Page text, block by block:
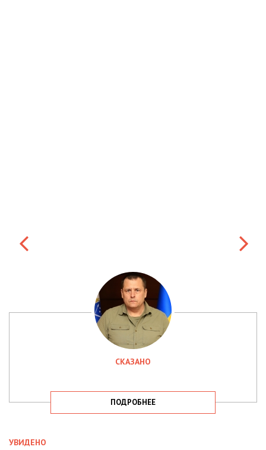
СКАЗАНО
ПОДРОБНЕЕ
УВИДЕНО